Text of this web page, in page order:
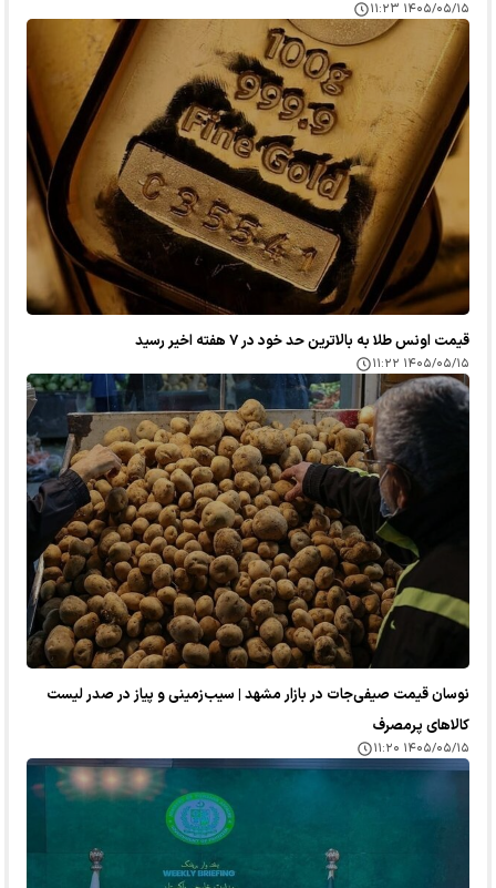
۱۴۰۵/۰۵/۱۵ ۱۱:۲۳
قیمت اونس طلا به بالاترین حد خود در ۷ هفته اخیر رسید
۱۴۰۵/۰۵/۱۵ ۱۱:۲۲
نوسان قیمت صیفی‌جات در بازار مشهد | سیب‌زمینی و پیاز در صدر لیست
کالا‌های پرمصرف
۱۴۰۵/۰۵/۱۵ ۱۱:۲۰